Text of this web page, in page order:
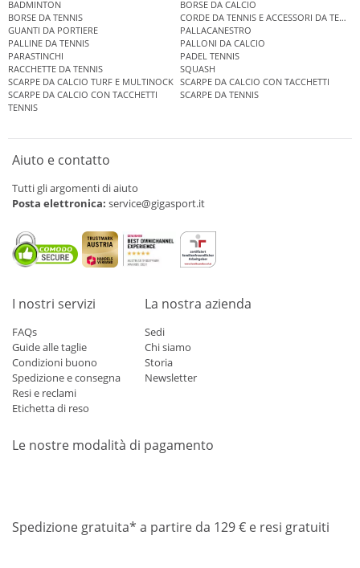
BADMINTON
BORSE DA CALCIO
BORSE DA TENNIS
CORDE DA TENNIS E ACCESSORI DA TENNIS
GUANTI DA PORTIERE
PALLACANESTRO
PALLINE DA TENNIS
PALLONI DA CALCIO
PARASTINCHI
PADEL TENNIS
RACCHETTE DA TENNIS
SQUASH
SCARPE DA CALCIO TURF E MULTINOCK SCARPE DA CALCIO CON TACCHETTI
SCARPE DA CALCIO CON TACCHETTI
SCARPE DA TENNIS
TENNIS
Aiuto e contatto
Tutti gli argomenti di aiuto
Posta elettronica: service@gigasport.it
I nostri servizi
FAQs
Guide alle taglie
Condizioni buono
Spedizione e consegna
Resi e reclami
Etichetta di reso
La nostra azienda
Sedi
Chi siamo
Storia
Newsletter
Le nostre modalità di pagamento
Spedizione gratuita* a partire da 129 € e resi gratuiti